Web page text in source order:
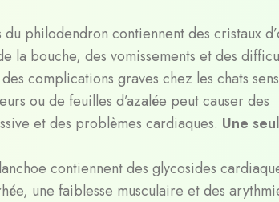
du philodendron contiennent des cristaux
bouche, des vomissements et des
complications graves chez les chats
ou de feuilles d’azalée peut causer des
et des problèmes cardiaques. Une
contiennent des glycosides
une faiblesse musculaire et des